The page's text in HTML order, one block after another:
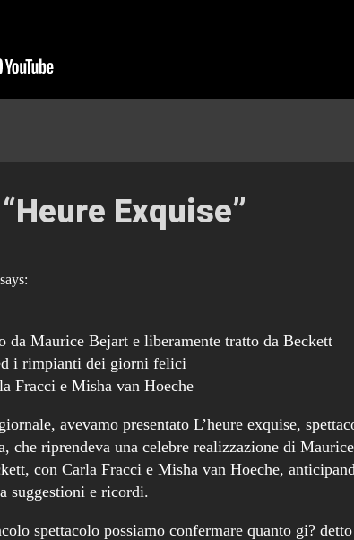
Heure Exquise”
says:
da Maurice Bejart e liberamente tratto da Beckett
i rimpianti dei giorni felici
Fracci e Misha van Hoeche
avevamo presentato L’heure exquise,
che riprendeva una celebre realizzazione di
con Carla Fracci e Misha van Hoeche,
suggestioni e ricordi.
spettacolo possiamo confermare quanto gi?